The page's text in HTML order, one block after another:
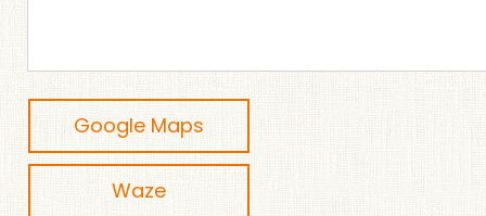
Google Maps
Waze